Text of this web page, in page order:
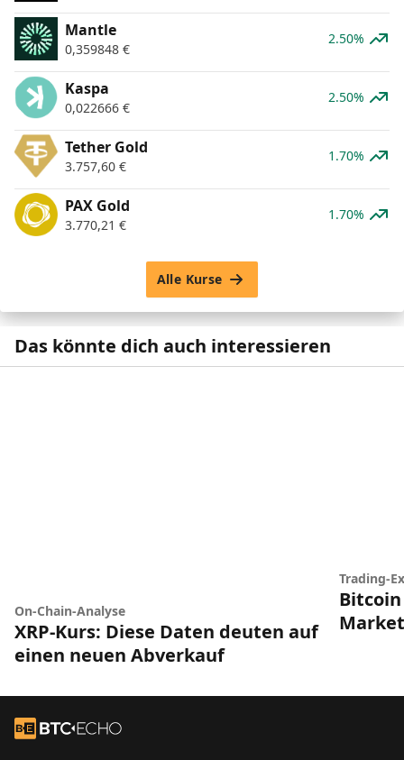
Mantle
0,359848 €
2.50%
Kaspa
0,022666 €
2.50%
Tether Gold
3.757,60 €
1.70%
PAX Gold
3.770,21 €
1.70%
Alle Kurse
Das könnte dich auch interessieren
On-Chain-Analyse
XRP-Kurs: Diese Daten deuten auf
einen neuen Abverkauf
Trading-
Zur Startseite